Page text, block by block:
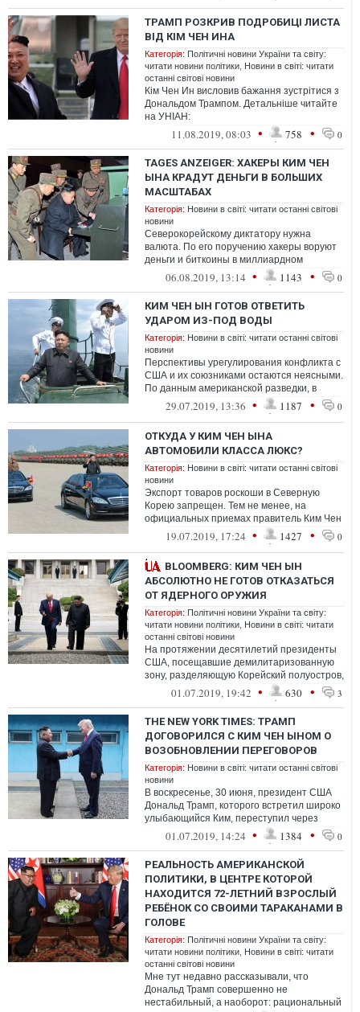
ТРАМП РОЗКРИВ ПОДРОБИЦІ ЛИСТА
ВІД КІМ ЧЕН ИНА
Категорія: Політичні новини України та світу:
читати новини політики Новини в світі: читати
останні світові новини
Кім Чен Ин висловив бажання зустрітися з
Дональдом Трампом. Детальніше читайте
на УНІАН:
https://www.unian.ua/world/10647363-tramp-
11.08.2019, 08:03 • 758 • 0
TAGES ANZEIGER: ХАКЕРЫ КИМ ЧЕН
ЫНА КРАДУТ ДЕНЬГИ В БОЛЬШИХ
МАСШТАБАХ
Категорія: Новини в світі: читати останні світові
новини
Северокорейскому диктатору нужна
валюта. По его поручению хакеры воруют
деньги и биткоины в миллиардном
размере – в том числе и в Европе.
06.08.2019, 13:14 • 1143 • 0
КИМ ЧЕН ЫН ГОТОВ ОТВЕТИТЬ
УДАРОМ ИЗ-ПОД ВОДЫ
Категорія: Новини в світі: читати останні світові
новини
Перспективы урегулирования конфликта с
США и их союзниками остаются неясными.
По данным американской разведки, в
ответ на нажим Вашингтона Пхеньян мод...
29.07.2019, 13:36 • 1187 • 0
ОТКУДА У КИМ ЧЕН ЫНА
АВТОМОБИЛИ КЛАССА ЛЮКС?
Категорія: Новини в світі: читати останні світові
новини
Экспорт товаров роскоши в Северную
Корею запрещен. Тем не менее, на
официальных приемах правитель Ким Чен
Ын регулярно появляется на лимузинах.
19.07.2019, 17:24 • 1427 • 0
BLOOMBERG: КИМ ЧЕН ЫН
АБСОЛЮТНО НЕ ГОТОВ ОТКАЗАТЬСЯ
ОТ ЯДЕРНОГО ОРУЖИЯ
Категорія: Політичні новини України та світу:
читати новини політики Новини в світі: читати
останні світові новини
На протяжении десятилетий президенты
США, посещавшие демилитаризованную
зону, разделяющую Корейский полуостров,
следовали примерно одной и той же стра...
01.07.2019, 19:42 • 630 • 3
THE NEW YORK TIMES: ТРАМП
ДОГОВОРИЛСЯ С КИМ ЧЕН ЫНОМ О
ВОЗОБНОВЛЕНИИ ПЕРЕГОВОРОВ
Категорія: Новини в світі: читати останні світові
новини
В воскресенье, 30 июня, президент США
Дональд Трамп, которого встретил широко
улыбающийся Ким, переступил через
низкую бетонную разделительную полосу
01.07.2019, 14:24 • 1384 • 0
РЕАЛЬНОСТЬ АМЕРИКАНСКОЙ
ПОЛИТИКИ, В ЦЕНТРЕ КОТОРОЙ
НАХОДИТСЯ 72-ЛЕТНИЙ ВЗРОСЛЫЙ
РЕБЁНОК СО СВОИМИ ТАРАКАНАМИ В
ГОЛОВЕ
Категорія: Політичні новини України та світу:
читати новини політики Новини в світі: читати
останні світові новини
Мне тут недавно рассказывали, что
Дональд Трамп совершенно не
нестабильный, а наоборот: рациональный